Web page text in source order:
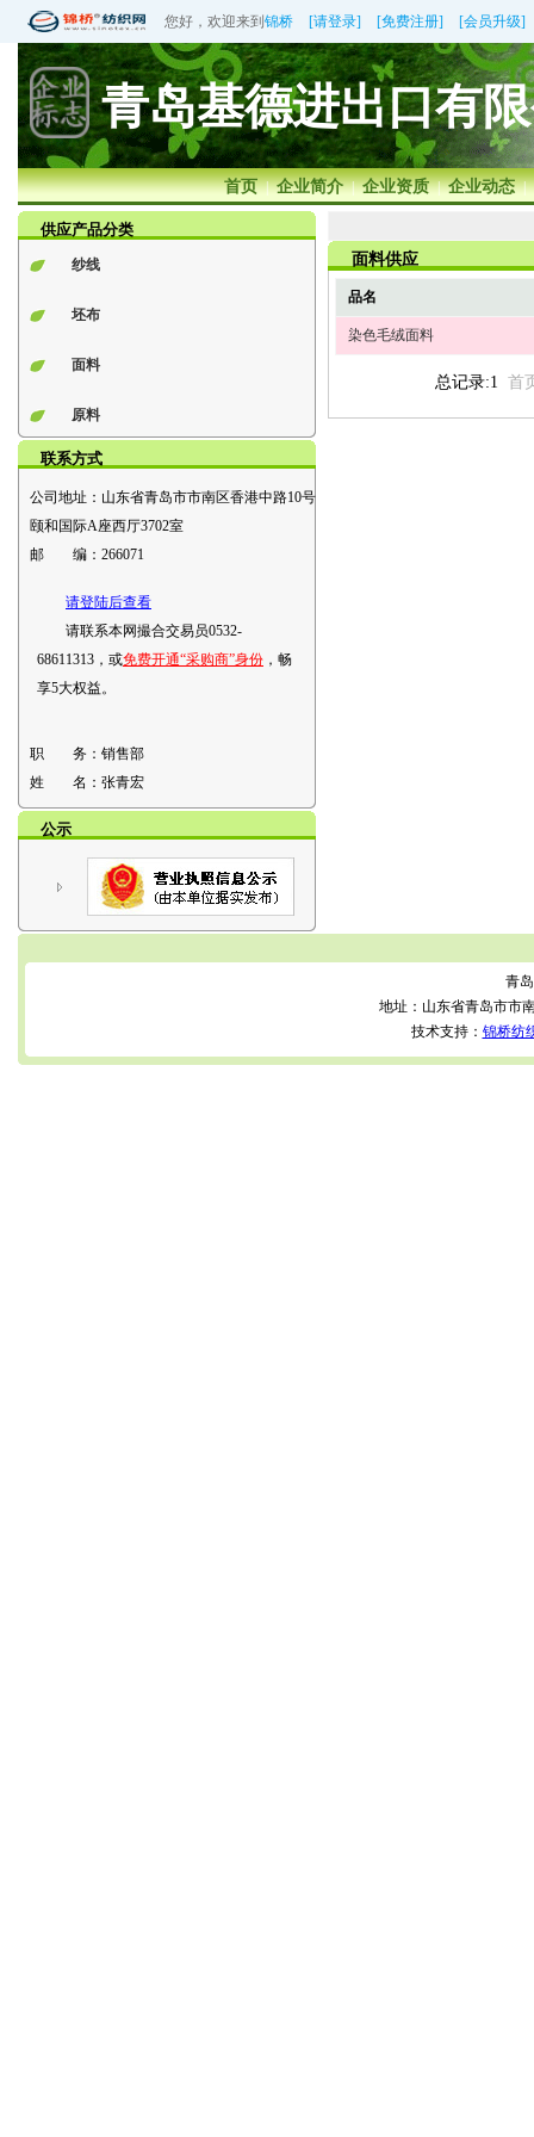
您好，欢迎来到 锦桥 [请登录] [免费注册] [会员升级]
青岛基德进出口有
首页 | 企业简介 | 企业资质 | 企业动态 |
供应产品分类
纱线
坯布
面料
原料
联系方式
公司地址： 山东省青岛市市南区香港中路10号
颐和国际A座西厅3702室
邮 编： 266071
请登陆后查看
请联系本网撮合交易员0532-
68611313，或免费开通“采购商”身份 ，畅
享5大权益。
职 务： 销售部
姓 名： 张青宏
公示
面料供应
品名
染色毛绒面料
总记录:1 首
青
地址：山东省青岛市市
技术支持： 锦桥纺